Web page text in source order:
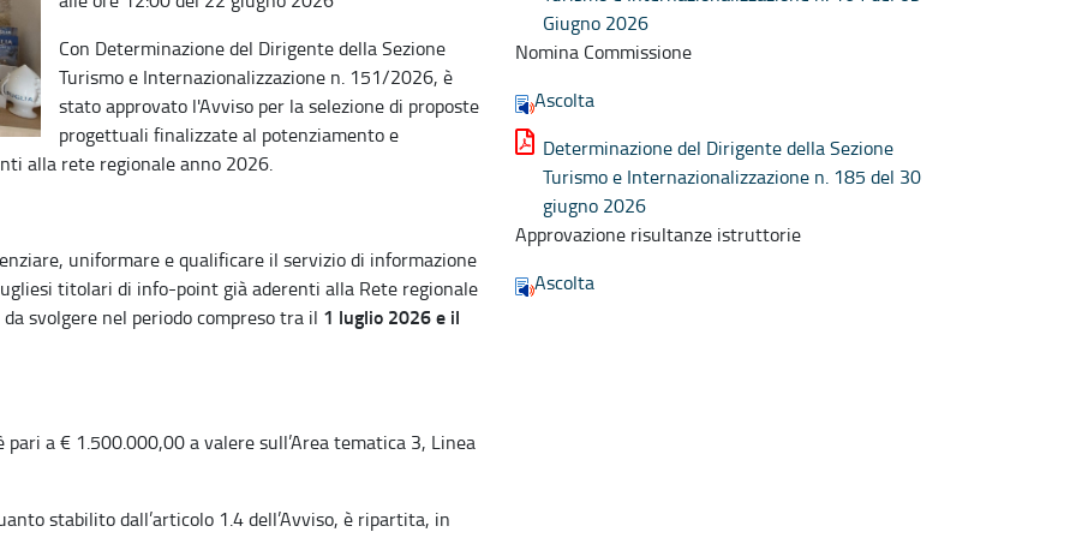
Con Determinazione del Dirigente della Sezione
Turismo e Internazionalizzazione n. 151/2026, è
stato approvato l'Avviso per la selezione di proposte
progettuali finalizzate al potenziamento e
alla rete regionale anno 2026.
uniformare e qualificare il servizio di informazione
titolari di info-point già aderenti alla Rete regionale
svolgere nel periodo compreso tra il 1 luglio 2026 e il
a € 1.500.000,00 a valere sull’Area tematica 3, Linea
stabilito dall’articolo 1.4 dell’Avviso, è ripartita, in
Giugno 2026
Nomina Commissione
Ascolta
Determinazione del Dirigente della Sezione
Turismo e Internazionalizzazione n. 185 del 30
giugno 2026
Approvazione risultanze istruttorie
Ascolta